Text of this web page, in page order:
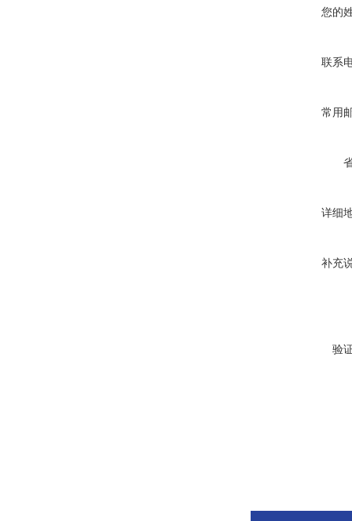
您的
联系
常用
详细
补充
验